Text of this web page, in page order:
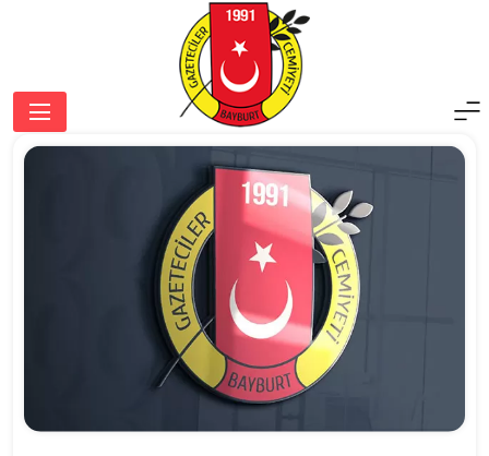
Bayburt Gazeteciler Cemiyeti